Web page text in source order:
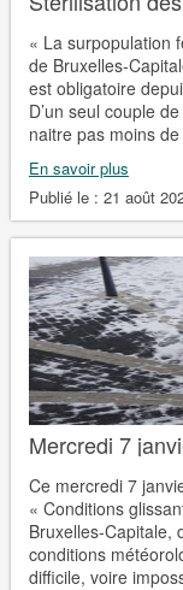
« La surpopulation
de Bruxelles-
est obligatoire
D’un seul couple
naitre pas moins
En savoir plus
Publié le : 21 août
Mercredi 7
Ce mercredi 7
« Conditions
Bruxelles-Capitale,
conditions
difficile, voire